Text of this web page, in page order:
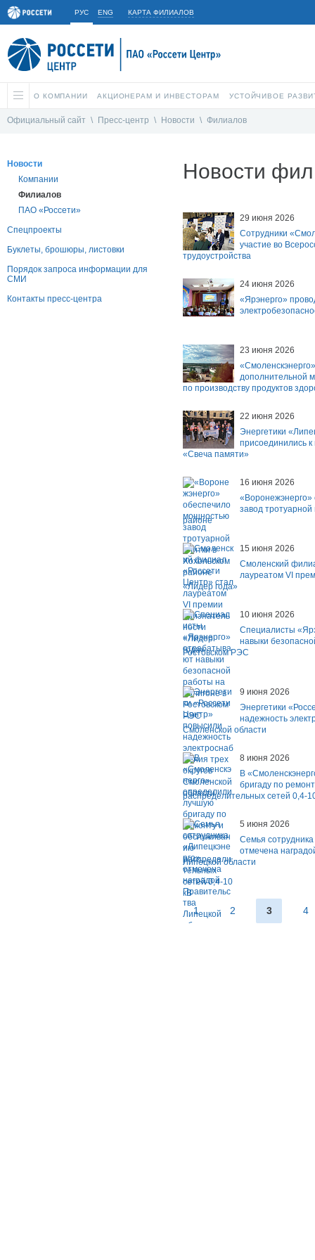
РУС ENG КАРТА ФИЛИАЛОВ
О КОМПАНИИ АКЦИОНЕРАМ И ИНВЕСТОРАМ УСТОЙЧИВОЕ
Официальный сайт \ Пресс-центр \ Новости \ Филиалов
Новости
Компании
Филиалов
ПАО «Россети»
Спецпроекты
Буклеты, брошюры, листовки
Порядок запроса информации для
СМИ
Контакты пресс-центра
Новости
29 июня 2026
Сотрудники
участие во
трудоустройства
24 июня 2026
«Ярэнерго»
23 июня 2026
дополнительной
по производству продуктов
22 июня 2026
Энергетики
присоединились к
«Свеча памяти»
16 июня 2026
завод тротуарной
районе
15 июня 2026
Смоленский
лауреатом VI
«Лидер года»
10 июня 2026
Специалисты
навыки
Ростовском РЭС
9 июня 2026
Энергетики
надежность
Смоленской области
8 июня 2026
В
бригаду по
распределительных сетей 0,4-
5 июня 2026
Семья
отмечена
Липецкой области
1 2 3 4